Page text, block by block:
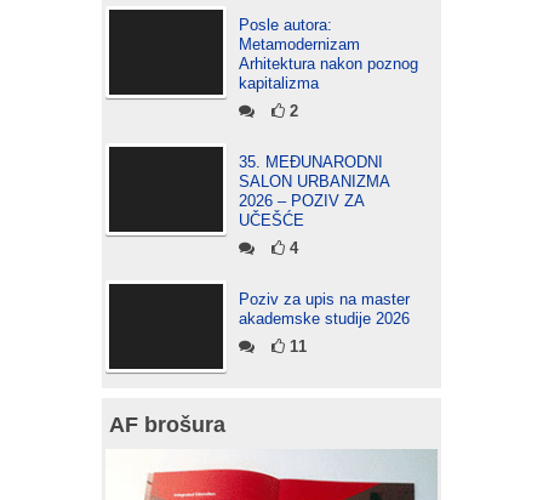
Posle autora:
Metamodernizam
Arhitektura nakon poznog
kapitalizma
2
35. MEĐUNARODNI
SALON URBANIZMA
2026 – POZIV ZA
UČEŠĆE
4
Poziv za upis na master
akademske studije 2026
11
AF brošura